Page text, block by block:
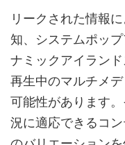
リークされた情報
知、システムポッ
ナミックアイラン
再生中のマルチメ
可能性があります
況に適応できるコ